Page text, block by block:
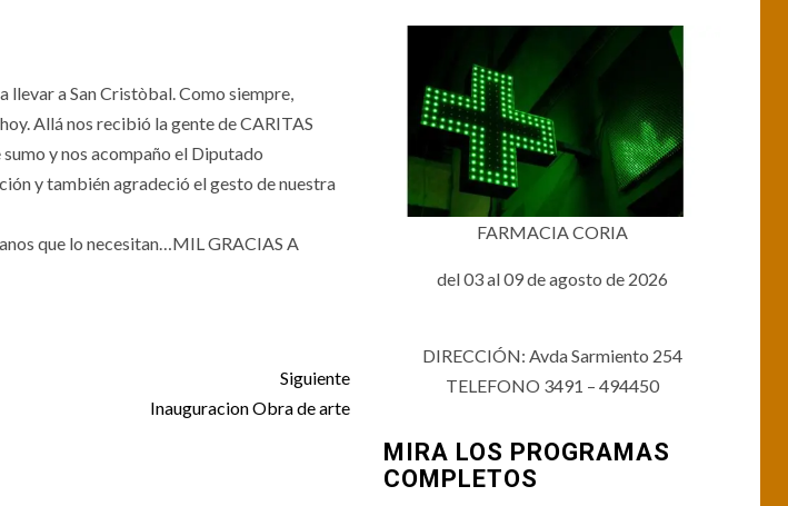
llevar a San Cristòbal. Como siempre,
Allá nos recibió la gente de CARITAS
y nos acompaño el Diputado
y también agradeció el gesto de nuestra
que lo necesitan…MIL GRACIAS A
Siguiente
Inauguracion Obra de arte
FARMACIA CORIA
del 03 al 09 de agosto de 2026
DIRECCIÓN: Avda Sarmiento 254
TELEFONO 3491 – 494450
MIRA LOS PROGRAMAS
COMPLETOS